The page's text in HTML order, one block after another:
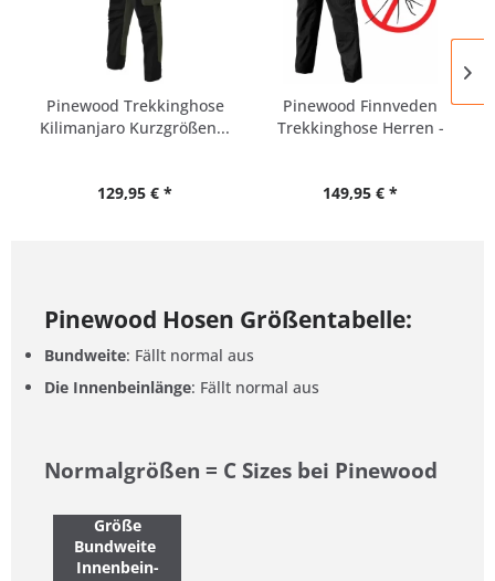
Pinewood Trekkinghose
Kilimanjaro Kurzgrößen...
129,95 € *
Pinewood Finnveden
Trekkinghose Herren -
149,95 € *
Pinewood Hosen Größentabelle:
Bundweite: Fällt normal aus
Die Innenbeinlänge: Fällt normal aus
Normalgrößen = C Sizes bei Pinewood
Größe
Bundweite
Innenbein-